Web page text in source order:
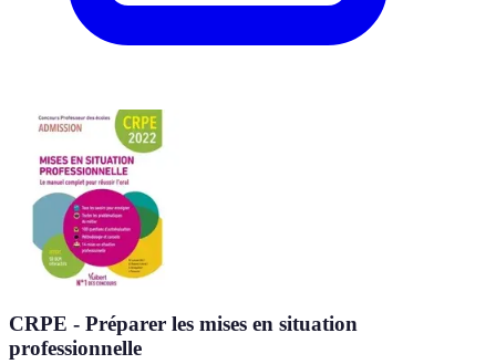
CRPE - Préparer les mises en situation
professionnelle